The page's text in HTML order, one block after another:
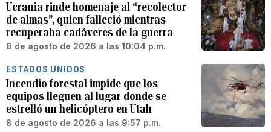
Ucrania rinde homenaje al “recolector
de almas”, quien falleció mientras
recuperaba cadáveres de la guerra
8 de agosto de 2026 a las 10:04 p.m.
ESTADOS UNIDOS
Incendio forestal impide que los
equipos lleguen al lugar donde se
estrelló un helicóptero en Utah
8 de agosto de 2026 a las 9:57 p.m.